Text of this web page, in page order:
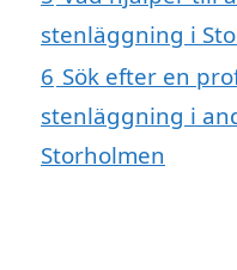
stenläggning i
6 Sök efter en
stenläggning i
Storholmen